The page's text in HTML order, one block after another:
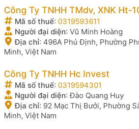
Công Ty TNHH TMdv, XNK Ht-
Mã số thuế: 0319593611
Người đại diện: Vũ Minh Hoàng
Địa chỉ: 496A Phú Định, Phường
Minh, Việt Nam
Công Ty TNHH Hc Invest
Mã số thuế: 0319594301
Người đại diện:Đào Quang Huy
Địa chỉ: 92 Mạc Thị Bưởi, Phường
Minh, Việt Nam